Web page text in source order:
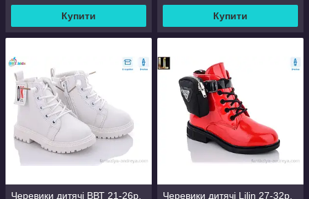
Купити Купити
Черевики дитячі ВВТ 21-26р. Черевики дитячі Lilin 27-32р.